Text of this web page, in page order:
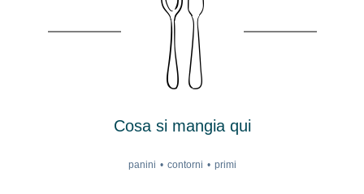
Cosa si mangia qui
panini contorni primi